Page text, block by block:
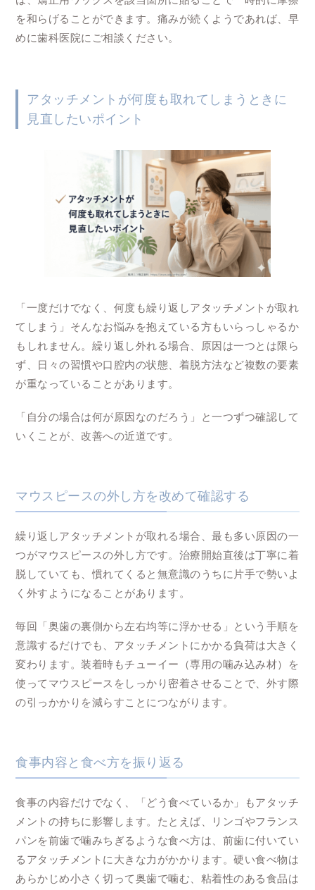
を和らげることができます。痛みが続くようであれば、早
めに歯科医院にご相談ください。
アタッチメントが何度も取れてしまうときに
見直したいポイント
「一度だけでなく、何度も繰り返しアタッチメントが取れ
てしまう」そんなお悩みを抱えている方もいらっしゃるか
もしれません。繰り返し外れる場合、原因は一つとは限ら
ず、日々の習慣や口腔内の状態、着脱方法など複数の要素
が重なっていることがあります。
「自分の場合は何が原因なのだろう」と一つずつ確認して
いくことが、改善への近道です。
マウスピースの外し方を改めて確認する
繰り返しアタッチメントが取れる場合、最も多い原因の一
つがマウスピースの外し方です。治療開始直後は丁寧に着
脱していても、慣れてくると無意識のうちに片手で勢いよ
く外すようになることがあります。
毎回「奥歯の裏側から左右均等に浮かせる」という手順を
意識するだけでも、アタッチメントにかかる負荷は大きく
変わります。装着時もチューイー（専用の噛み込み材）を
使ってマウスピースをしっかり密着させることで、外す際
の引っかかりを減らすことにつながります。
食事内容と食べ方を振り返る
食事の内容だけでなく、「どう食べているか」もアタッチ
メントの持ちに影響します。たとえば、リンゴやフランス
パンを前歯で噛みちぎるような食べ方は、前歯に付いてい
るアタッチメントに大きな力がかかります。硬い食べ物は
あらかじめ小さく切って奥歯で噛む、粘着性のある食品は